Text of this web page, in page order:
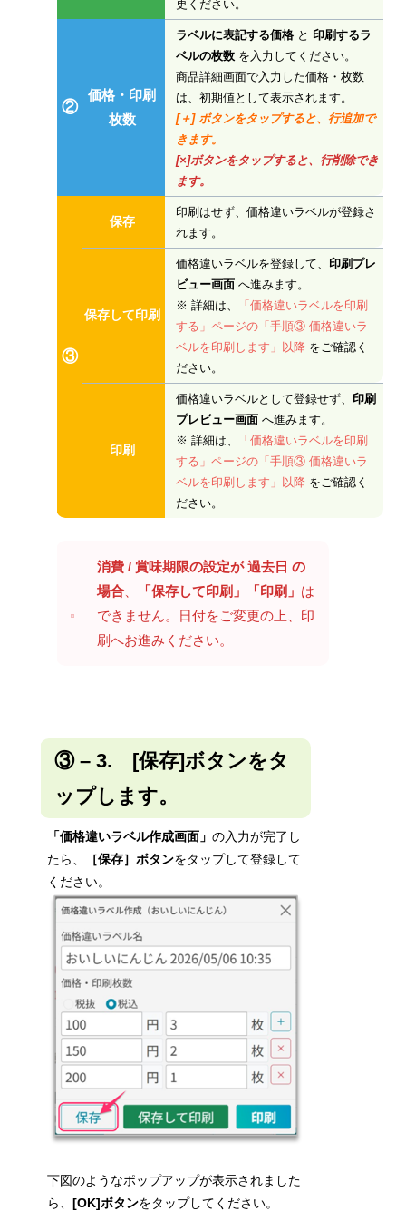
更ください。
②
価格・印刷
枚数
ラベルに表記する価格 と 印刷するラ
ベルの枚数 を入力してください。
商品詳細画面で入力した価格・枚数
は、初期値として表示されます。
[＋] ボタンをタップすると、行追加で
きます。
[×]ボタンをタップすると、行削除でき
ます。
③
保存
印刷はせず、価格違いラベルが登録さ
れます。
保存して印刷
価格違いラベルを登録して、 印刷プレ
ビュー画面 へ進みます。
※ 詳細は、
「価格違いラベルを印刷
する」ページの「手順③ 価格違いラ
ベルを印刷します」以降 をご確認く
ださい。
印刷
価格違いラベルとして登録せず、 印刷
プレビュー画面 へ進みます。
※ 詳細は、
「価格違いラベルを印刷
する」ページの「手順③ 価格違いラ
ベルを印刷します」以降 をご確認く
ださい。
消費 / 賞味期限の設定が 過去日 の
場合
「保存して印刷」「印刷」 は
できません。日付をご変更の上、印
刷へお進みください。
③– 3. [保存]ボタンをタ
ップします。
「価格違いラベル作成画面」 の入力が完了し
たら、
［保存］ボタンをタップして登録して
ください。
下図のようなポップアップが表示されました
ら、 [OK]ボタンをタップしてください。